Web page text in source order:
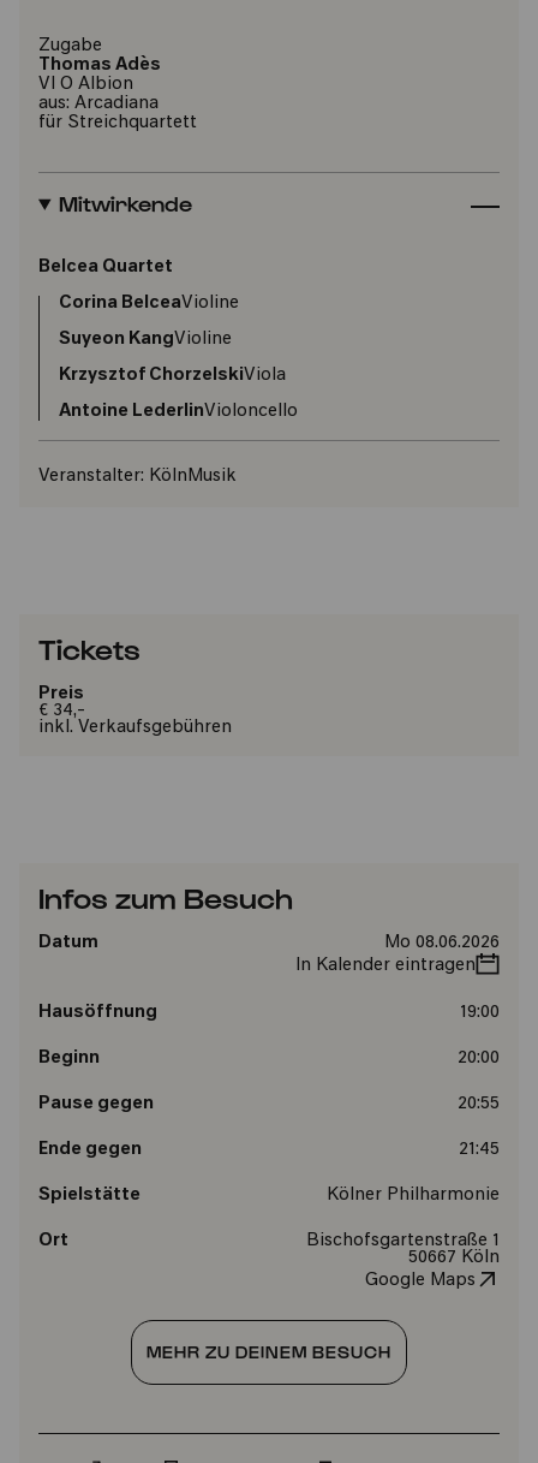
Zugabe
Thomas Adès
VI O Albion
aus: Arcadiana
für Streichquartett
Mitwirkende
Belcea Quartet
Corina BelceaVioline
Suyeon KangVioline
Krzysztof ChorzelskiViola
Antoine LederlinVioloncello
Veranstalter: KölnMusik
Tickets
Preis
€ 34,-
inkl. Verkaufsgebühren
Infos zum Besuch
Datum
Mo 08.06.2026
In Kalender eintragen
Hausöffnung 19:00
Beginn 20:00
Pause gegen 20:55
Ende gegen 21:45
Spielstätte Kölner Philharmonie
Ort
Bischofsgartenstraße 1
50667 Köln
Google Maps
MEHR ZU DEINEM BESUCH